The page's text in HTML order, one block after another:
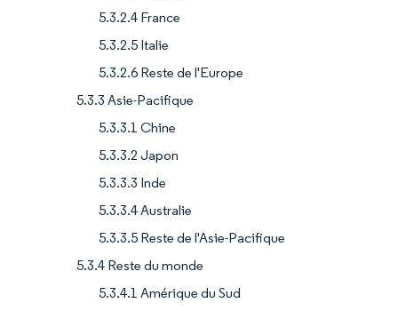
5.3.2.4 France
5.3.2.5 Italie
5.3.2.6 Reste de l'Europe
5.3.3 Asie-Pacifique
5.3.3.1 Chine
5.3.3.2 Japon
5.3.3.3 Inde
5.3.3.4 Australie
5.3.3.5 Reste de l'Asie-Pacifique
5.3.4 Reste du monde
5.3.4.1 Amérique du Sud